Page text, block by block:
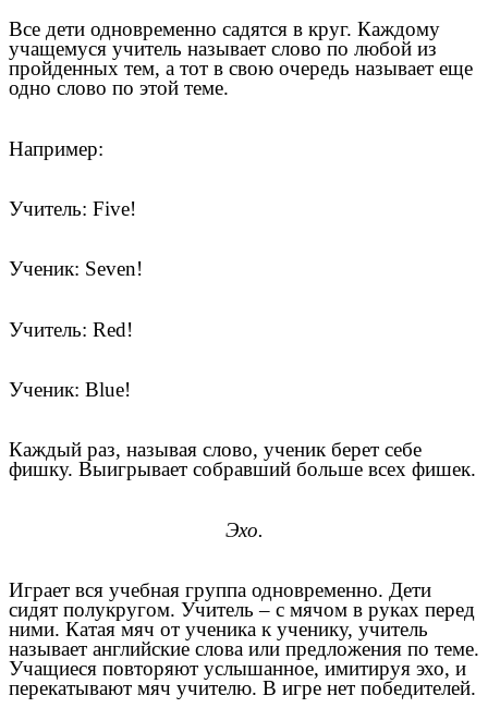
Все дети одновременно садятся в круг. Каждому
учащемуся учитель называет слово по любой из
пройденных тем, а тот в свою очередь называет еще
одно слово по этой теме.
Например:
Учитель: Five!
Ученик: Seven!
Учитель: Red!
Ученик: Blue!
Каждый раз, называя слово, ученик берет себе
фишку. Выигрывает собравший больше всех фишек.
Эхо.
Играет вся учебная группа одновременно. Дети
сидят полукругом. Учитель – с мячом в руках перед
ними. Катая мяч от ученика к ученику, учитель
называет английские слова или предложения по теме.
Учащиеся повторяют услышанное, имитируя эхо, и
перекатывают мяч учителю. В игре нет победителей.